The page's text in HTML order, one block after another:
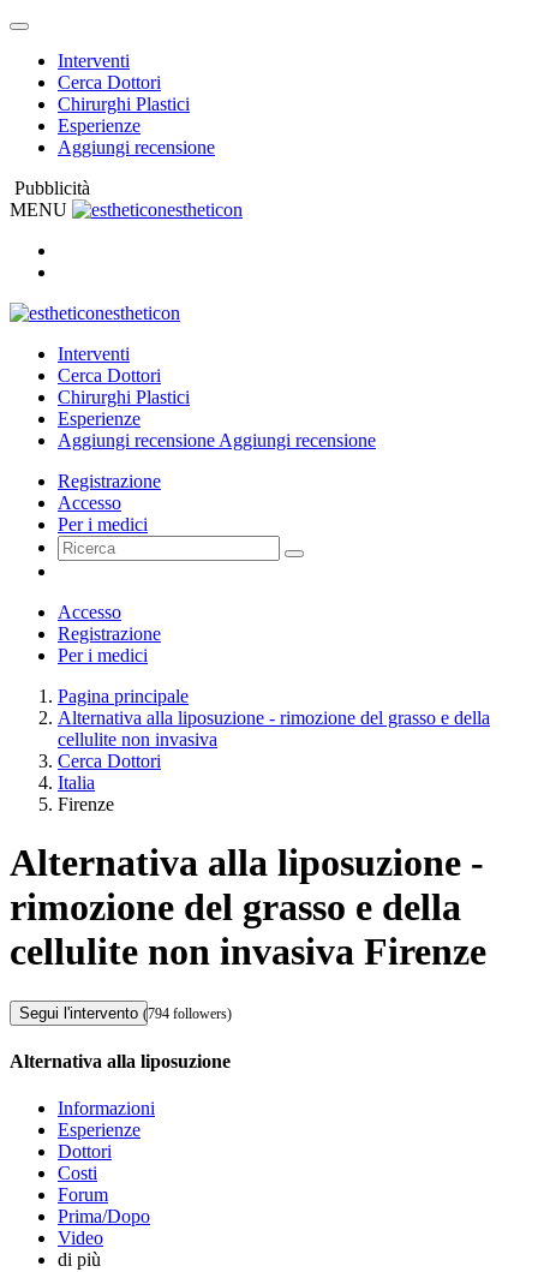
Interventi
Cerca Dottori
Chirurghi Plastici
Esperienze
Aggiungi recensione
Pubblicità
MENU
estheticon
estheticon
Interventi
Cerca Dottori
Chirurghi Plastici
Esperienze
Aggiungi recensione Aggiungi recensione
Registrazione
Accesso
Per i medici
Accesso
Registrazione
Per i medici
Pagina principale
Alternativa alla liposuzione - rimozione del grasso e della
cellulite non invasiva
Cerca Dottori
Italia
Firenze
Alternativa alla liposuzione -
rimozione del grasso e della
cellulite non invasiva Firenze
Segui l'intervento (794 followers)
Alternativa alla liposuzione
Informazioni
Esperienze
Dottori
Costi
Forum
Prima/Dopo
Video
di più